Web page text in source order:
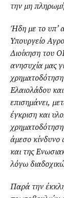
την μη
Ήδη με το υπ’
Υπουργείο
Διοίκηση του
ανησυχία μας
Ελαιολάδου
επισημάνει,
έγκριση και
άμεσο κίνδυνο
και της
λόγω
Παρά την